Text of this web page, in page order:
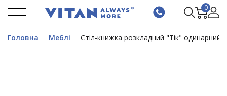
0
Головна Меблі Стіл-книжка розкладний "Тік" одинарний